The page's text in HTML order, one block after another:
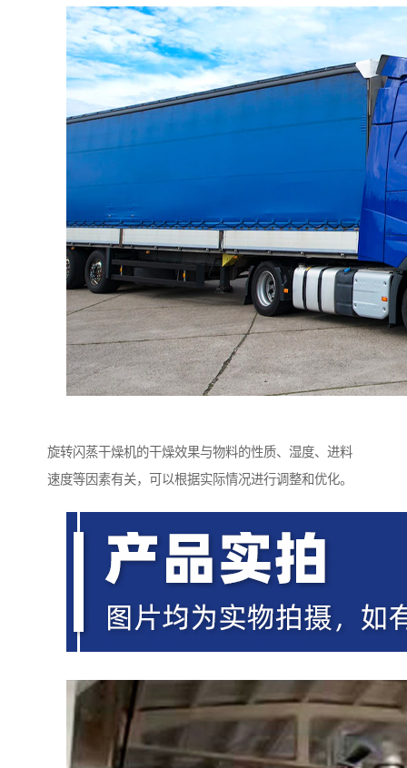
旋转闪蒸干燥机的干燥效果与物料的性质、湿度、进料
速度等因素有关，可以根据实际情况进行调整和优化。